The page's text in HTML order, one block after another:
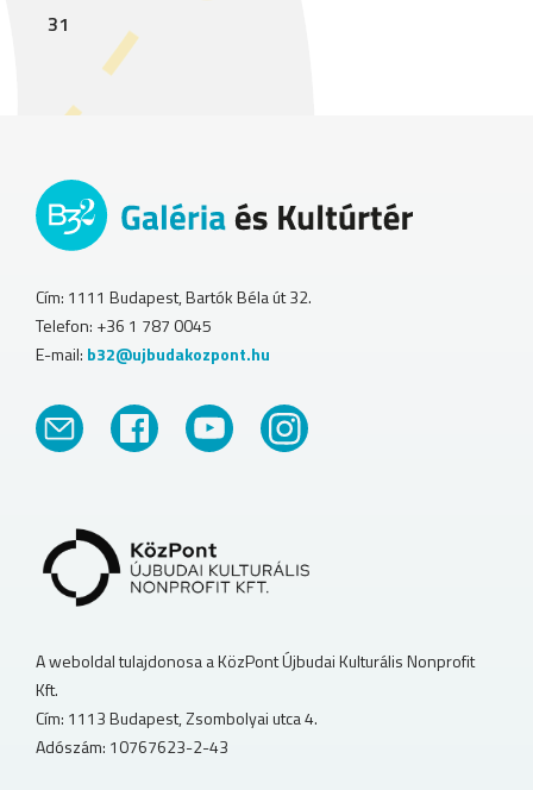
31
Cím: 1111 Budapest, Bartók Béla út 32.
Telefon: +36 1 787 0045
E-mail: b32@ujbudakozpont.hu
A weboldal tulajdonosa a KözPont Újbudai Kulturális Nonprofit
Kft.
Cím: 1113 Budapest, Zsombolyai utca 4.
Adószám: 10767623-2-43